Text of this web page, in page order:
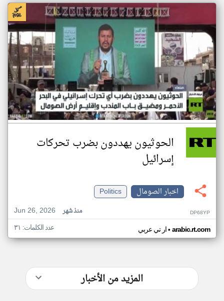
الحوثيون يهددون بضرب تحركات
إسرائيل
اخبار الصومال
Politics
Jun 26, 2026
منذ شهر DP68YP
ار تي عربي• arabic.rt.com عدد الكلمات: ٣١
المزيد من الأخبار